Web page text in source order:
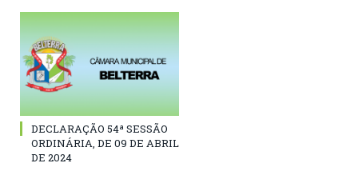
DECLARAÇÃO 54ª SESSÃO
ORDINÁRIA, DE 09 DE ABRIL
DE 2024